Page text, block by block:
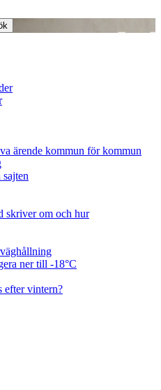
ärende kommun för kommun
skriver om och hur
ner till -18°C
efter vintern?